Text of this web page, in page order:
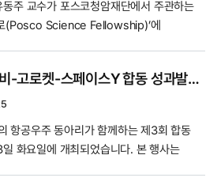
주 교수가 포스코청암재단에서 주관하는
(Posco Science Fellowship)’에
다. 유동주 교수는 탁월한 연구성과와 성장
과학자 부문에 최종 선정되는 영예를
제3회 고려대 호랑나비-고로켓-스페이스Y 합동 성과발표회 결과 및 향후 활동 계획 공유
항공우주 동아리가 함께하는 제3회 합동
화요일에 개최되었습니다. 본 행사는